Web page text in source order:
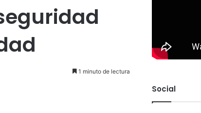
1 minuto de lectura
Social